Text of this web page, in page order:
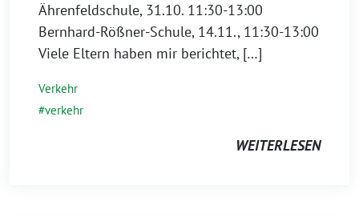
Ährenfeldschule, 31.10. 11:30-13:00
Bernhard-Rößner-Schule, 14.11., 11:30-13:00
Viele Eltern haben mir berichtet, […]
Verkehr
verkehr
WEITERLESEN